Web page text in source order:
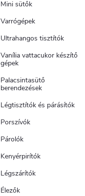
Mini sütők
Varrógépek
Ultrahangos tisztítók
Vanília vattacukor készítő
gépek
Palacsintasütő
berendezések
Légtisztítók és párásítók
Porszívók
Párolók
Kenyérpirítók
Légszárítók
Élezők